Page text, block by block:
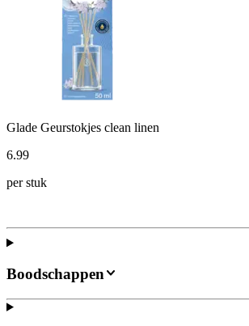
Glade Geurstokjes clean linen
6.99
per stuk
Boodschappen